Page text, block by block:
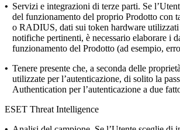
• Servizi e integrazioni di terze parti. Se
del funzionamento del proprio Prodotto con
o RADIUS, dati sui token hardware
notifiche pertinenti, è necessario elaborare i
funzionamento del Prodotto (ad esempio,
• Tenere presente che, a seconda delle
utilizzate per l’autenticazione, di solito la
Authentication per l’autenticazione a due
ESET Threat Intelligence